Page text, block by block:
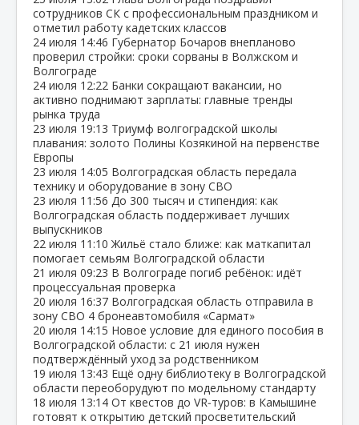
сотрудников СК с профессиональным праздником и
отметил работу кадетских классов
24 июля 14:46 Губернатор Бочаров внепланово
проверил стройки: сроки сорваны в Волжском и
Волгограде
24 июля 12:22 Банки сокращают вакансии, но
активно поднимают зарплаты: главные тренды
рынка труда
23 июля 19:13 Триумф волгоградской школы
плавания: золото Полины Козякиной на первенстве
Европы
23 июля 14:05 Волгоградская область передала
технику и оборудование в зону СВО
23 июля 11:56 До 300 тысяч и стипендия: как
Волгоградская область поддерживает лучших
выпускников
22 июля 11:10 Жильё стало ближе: как маткапитал
помогает семьям Волгоградской области
21 июля 09:23 В Волгограде погиб ребёнок: идёт
процессуальная проверка
20 июля 16:37 Волгоградская область отправила в
зону СВО 4 бронеавтомобиля «Сармат»
20 июля 14:15 Новое условие для единого пособия в
Волгоградской области: с 21 июля нужен
подтверждённый уход за родственником
19 июля 13:43 Ещё одну библиотеку в Волгоградской
области переоборудуют по модельному стандарту
18 июля 13:14 От квестов до VR‑туров: в Камышине
готовят к открытию детский просветительский